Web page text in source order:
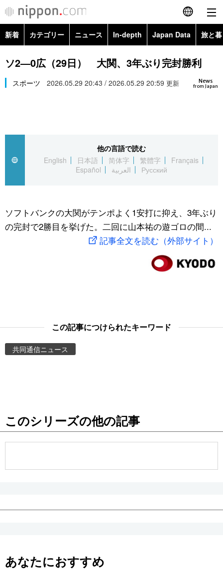
English
简体字
繁體字
العربية
社会
スポーツ・東京2020
旅と暮らし
Images
新着 カテゴリー ニュース In-depth Japan Data 旅と
政治・外交
経済・ビジネス
社会
文化
科学・技術
暮らし
Topics
Images
お知らせ
ソ2―0広（29日） 大関、3年ぶり完封勝利
News
from Japan
スポーツ 2026.05.29 20:43 / 2026.05.29 20:59 更新
他の言語で読む
English
日本語 简体字 繁體字
Français
Español
العربية Русский
ソフトバンクの大関がテンポよく1安打に抑え、3年ぶり
の完封で2勝目を挙げた。二回に山本祐の遊ゴロの間...
記事全文を読む（外部サイト）
この記事につけられたキーワード
共同通信ニュース
このシリーズの他の記事
あなたにおすすめ